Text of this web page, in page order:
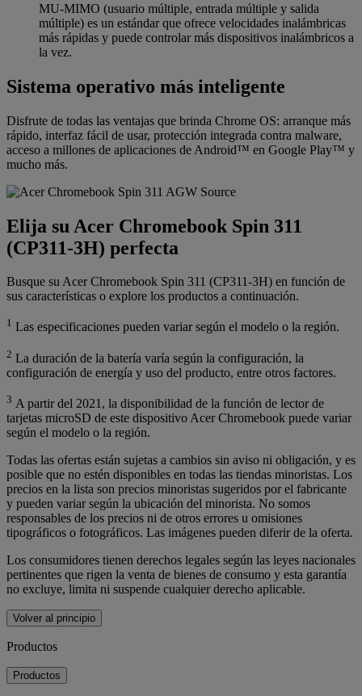
MU-MIMO (usuario múltiple, entrada múltiple y salida
múltiple) es un estándar que ofrece velocidades inalámbricas
más rápidas y puede controlar más dispositivos inalámbricos a
la vez.
Sistema operativo más inteligente
Disfrute de todas las ventajas que brinda Chrome OS: arranque más
rápido, interfaz fácil de usar, protección integrada contra malware,
acceso a millones de aplicaciones de Android™ en Google Play™ y
mucho más.
Elija su Acer Chromebook Spin 311
(CP311-3H) perfecta
Busque su Acer Chromebook Spin 311 (CP311-3H) en función de
sus características o explore los productos a continuación.
1 Las especificaciones pueden variar según el modelo o la región.
2 La duración de la batería varía según la configuración, la
configuración de energía y uso del producto, entre otros factores.
3 A partir del 2021, la disponibilidad de la función de lector de
tarjetas microSD de este dispositivo Acer Chromebook puede variar
según el modelo o la región.
Todas las ofertas están sujetas a cambios sin aviso ni obligación, y es
posible que no estén disponibles en todas las tiendas minoristas. Los
precios en la lista son precios minoristas sugeridos por el fabricante
y pueden variar según la ubicación del minorista. No somos
responsables de los precios ni de otros errores u omisiones
tipográficos o fotográficos. Las imágenes pueden diferir de la oferta.
Los consumidores tienen derechos legales según las leyes nacionales
pertinentes que rigen la venta de bienes de consumo y esta garantía
no excluye, limita ni suspende cualquier derecho aplicable.
Volver al principio
Productos
Productos